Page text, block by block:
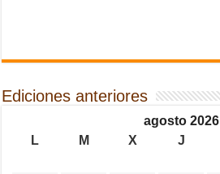
Ediciones anteriores
agosto 2026
L
M X J